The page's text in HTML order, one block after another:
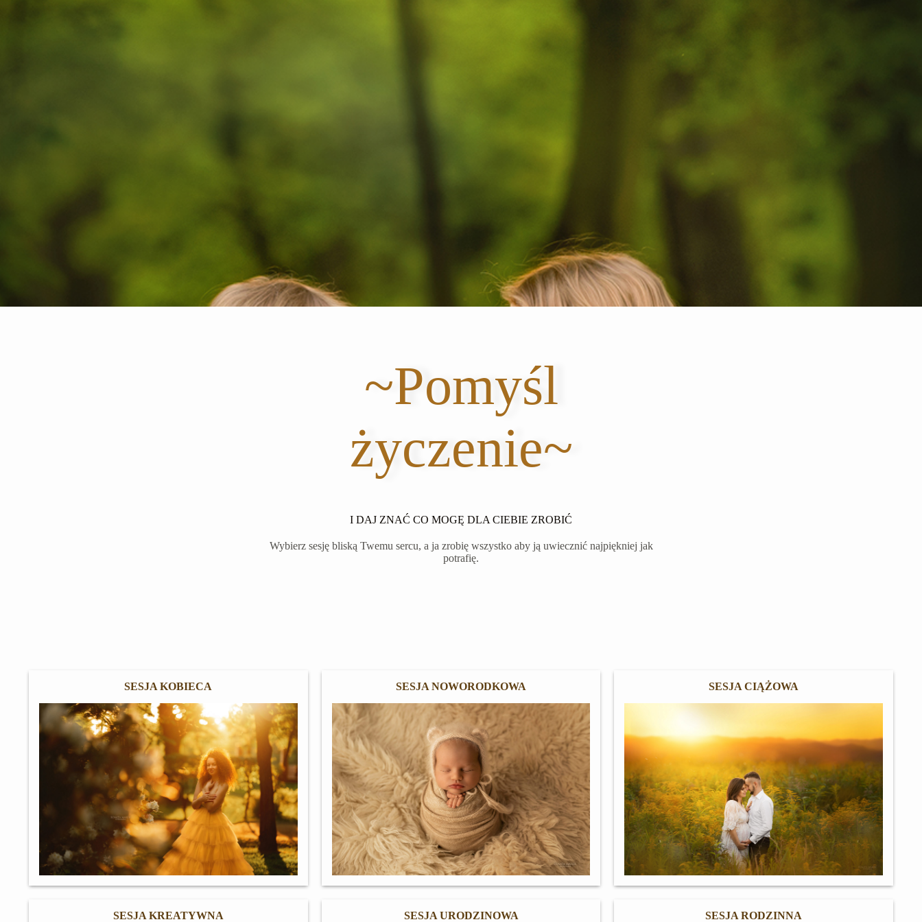
~Pomyśl
życzenie~
I DAJ ZNAĆ CO MOGĘ DLA CIEBIE ZROBIĆ
Wybierz sesję bliską Twemu sercu, a ja zrobię wszystko aby ją uwiecznić najpiękniej jak
potrafię.
SESJA KOBIECA SESJA NOWORODKOWA SESJA CIĄŻOWA
SESJA KREATYWNA SESJA URODZINOWA SESJA RODZINNA